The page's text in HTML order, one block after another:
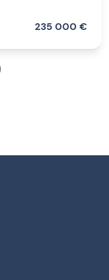
235 000 €